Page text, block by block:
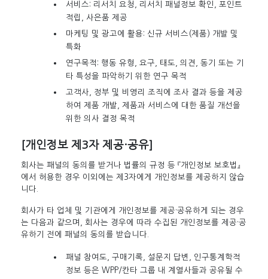
서비스: 리서치 요청, 리서치 패널정보 확인, 포인트
적립, 사은품 제공
마케팅 및 광고에 활용: 신규 서비스(제품) 개발 및
특화
연구목적: 행동 유형, 요구, 태도, 의견, 동기 또는 기
타 특성을 파악하기 위한 연구 목적
고객사, 정부 및 비영리 조직에 조사 결과 등을 제공
하여 제품 개발, 제품과 서비스에 대한 품질 개선을
위한 의사 결정 목적
[개인정보 제3자 제공·공유]
회사는 패널의 동의를 받거나 법률의 규정 등 『개인정보 보호법』
에서 허용한 경우 이외에는 제3자에게 개인정보를 제공하지 않습
니다.
회사가 타 업체 및 기관에게 개인정보를 제공·공유하게 되는 경우
는 다음과 같으며, 회사는 경우에 따라 수집된 개인정보를 제공·공
유하기 전에 패널의 동의를 받습니다.
패널 참여도, 구매기록, 설문지 답변, 인구통계학적
정보 등은 WPP/칸타 그룹 내 계열사들과 공유될 수